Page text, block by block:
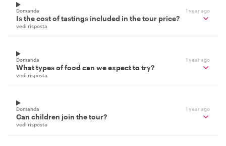
Domanda 1 year ago
Is the cost of tastings included in the tour price?
vedi risposta
Domanda 1 year ago
What types of food can we expect to try?
vedi risposta
Domanda 1 year ago
Can children join the tour?
vedi risposta